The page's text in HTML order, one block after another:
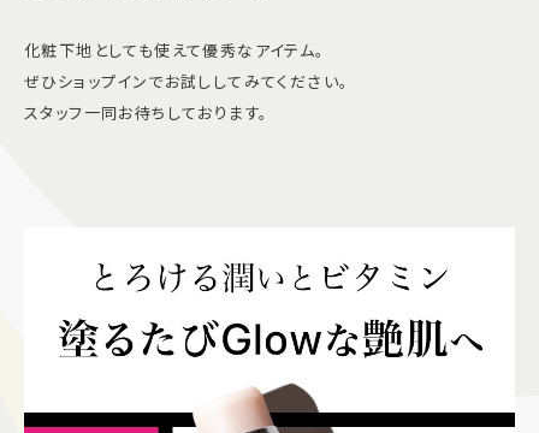
化粧下地としても使えて優秀なアイテム。
ぜひショップインでお試ししてみてください。
スタッフ一同お待ちしております。